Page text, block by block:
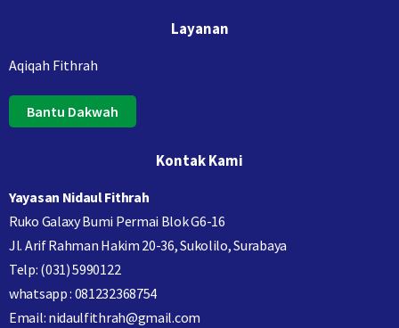
Layanan
Aqiqah Fithrah
Bantu Dakwah
Kontak Kami
Yayasan Nidaul Fithrah
Ruko Galaxy Bumi Permai Blok G6-16
Jl. Arif Rahman Hakim 20-36, Sukolilo, Surabaya
Telp: (031) 5990122
whatsapp : 081232368754
Email: nidaulfithrah@gmail.com